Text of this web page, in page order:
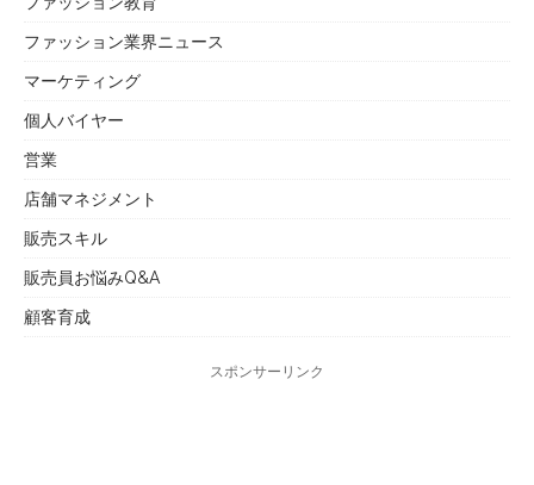
ファッション業界ニュース
マーケティング
個人バイヤー
営業
店舗マネジメント
販売スキル
販売員お悩みQ&A
顧客育成
スポンサーリンク